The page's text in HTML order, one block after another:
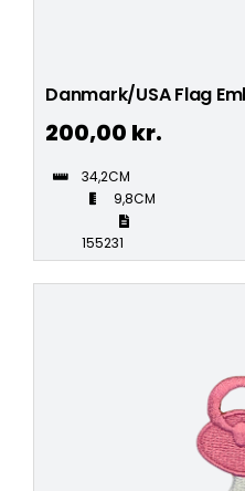
Danmark/USA Flag
200,00 kr.
34,2CM
9,8CM
155231